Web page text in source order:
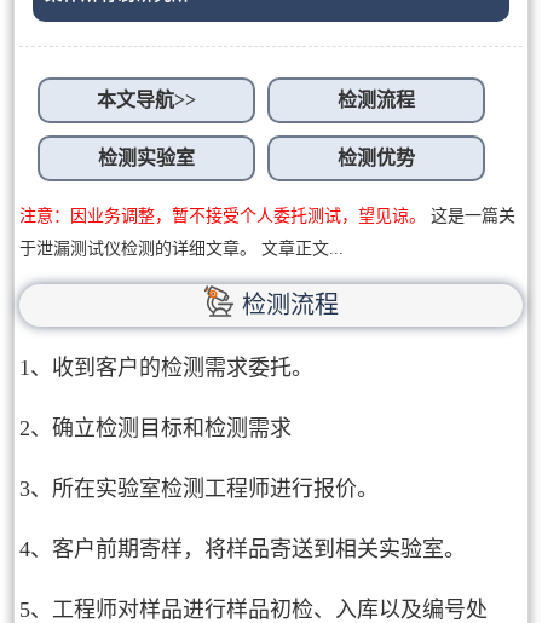
本文导航>> 检测流程
检测实验室 检测优势
注意：因业务调整，暂不接受个人委托测试，望见谅。
这是一篇关
于泄漏测试仪检测的详细文章。 文章正文...
检测流程
1、收到客户的检测需求委托。
2、确立检测目标和检测需求
3、所在实验室检测工程师进行报价。
4、客户前期寄样，将样品寄送到相关实验室。
5、工程师对样品进行样品初检、入库以及编号处